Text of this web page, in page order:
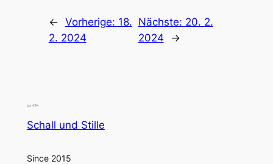
← Vorherige: 18.
2. 2024
Nächste: 20. 2.
2024
→
Schall und Stille
Since 2015